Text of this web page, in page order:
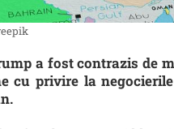
a fost contrazis de
cu privire la